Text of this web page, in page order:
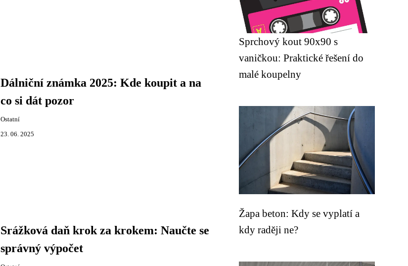
Dálniční známka 2025: Kde koupit a na
co si dát pozor
Ostatní
23. 06. 2025
Srážková daň krok za krokem: Naučte se
správný výpočet
Sprchový kout 90x90 s
vaničkou: Praktické řešení do
malé koupelny
Žapa beton: Kdy se vyplatí a
kdy raději ne?